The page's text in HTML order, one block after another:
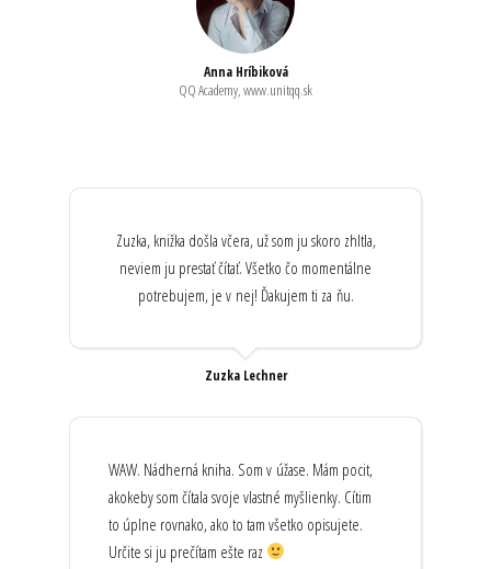
Anna Hríbiková
QQ Academy, www.unitqq.sk
Zuzka, knižka došla včera, už som ju skoro zhltla,
neviem ju prestať čítať. Všetko čo momentálne
potrebujem, je v nej! Ďakujem ti za ňu.
Zuzka Lechner
WAW. Nádherná kniha. Som v úžase. Mám pocit,
akokeby som čítala svoje vlastné myšlienky. Cítim
to úplne rovnako, ako to tam všetko opisujete.
Určite si ju prečítam ešte raz